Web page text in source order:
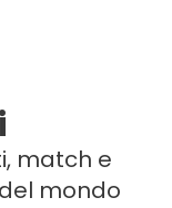
match e
mondo